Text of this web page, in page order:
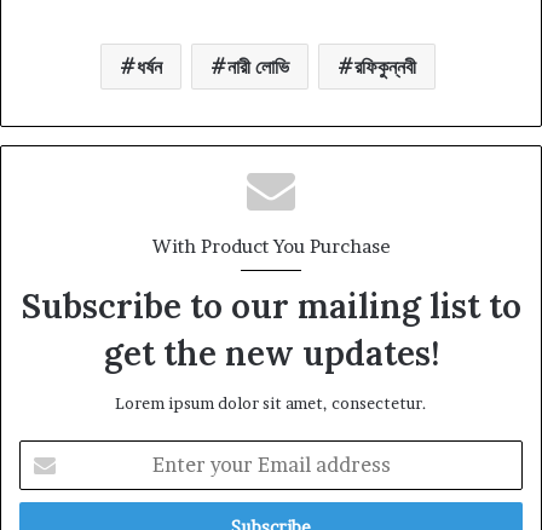
ধর্ষন নারী লোভি রফিকুন্নবী
With Product You Purchase
Subscribe to our mailing list to
get the new updates!
Lorem ipsum dolor sit amet, consectetur.
your
Email